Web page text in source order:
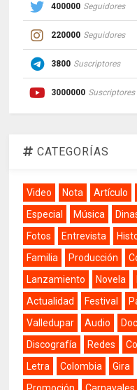
400000 Seguidores
220000 Seguidores
3800 Suscriptores
3000000 Suscriptores
CATEGORÍAS
Video Nota Artículo
Especial
Música
Fotos
Entrevista
Familia
Producción
Lanzamiento
Novela
Actualidad
Festival
Valledupar
Audio
Discografía
Redes
Letra
Colombia Gira